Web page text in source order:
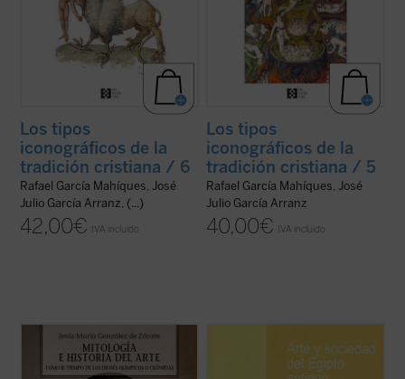
Los tipos
iconográficos de la
tradición cristiana / 6
Rafael García Mahíques, José
Julio García Arranz, (...)
42,00€ IVA incluido
Los tipos
iconográficos de la
tradición cristiana / 5
Rafael García Mahíques, José
Julio García Arranz
40,00€ IVA incluido
Segundo volumen, dedicado por completo a
los dioses Olímpicos, de esta obra de gran
importancia para el estudio de las fuentes
clásicas de nuestra cultura, escrita por uno
aunque ésta estuviera presente y sus
creadores fueran, indudablemente,
sensibles a su realización. La elección de